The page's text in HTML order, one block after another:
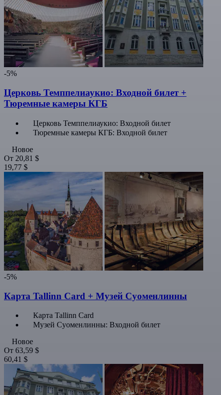
-5%
Церковь Темппелиаукио: Входной билет +
Тюремные камеры КГБ
Церковь Темппелиаукио: Входной билет
Тюремные камеры КГБ: Входной билет
Новое
От 20,81 $
19,77 $
-5%
Карта Tallinn Card + Музей Суоменлинны
Карта Tallinn Card
Музей Суоменлинны: Входной билет
Новое
От 63,59 $
60,41 $